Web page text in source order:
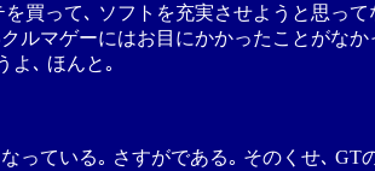
買って､ ソフトを充実させようと思っ
ルマゲーにはお目にかかったことがな
よ､ ほんと｡
っている｡ さすがである｡ そのくせ､ GT